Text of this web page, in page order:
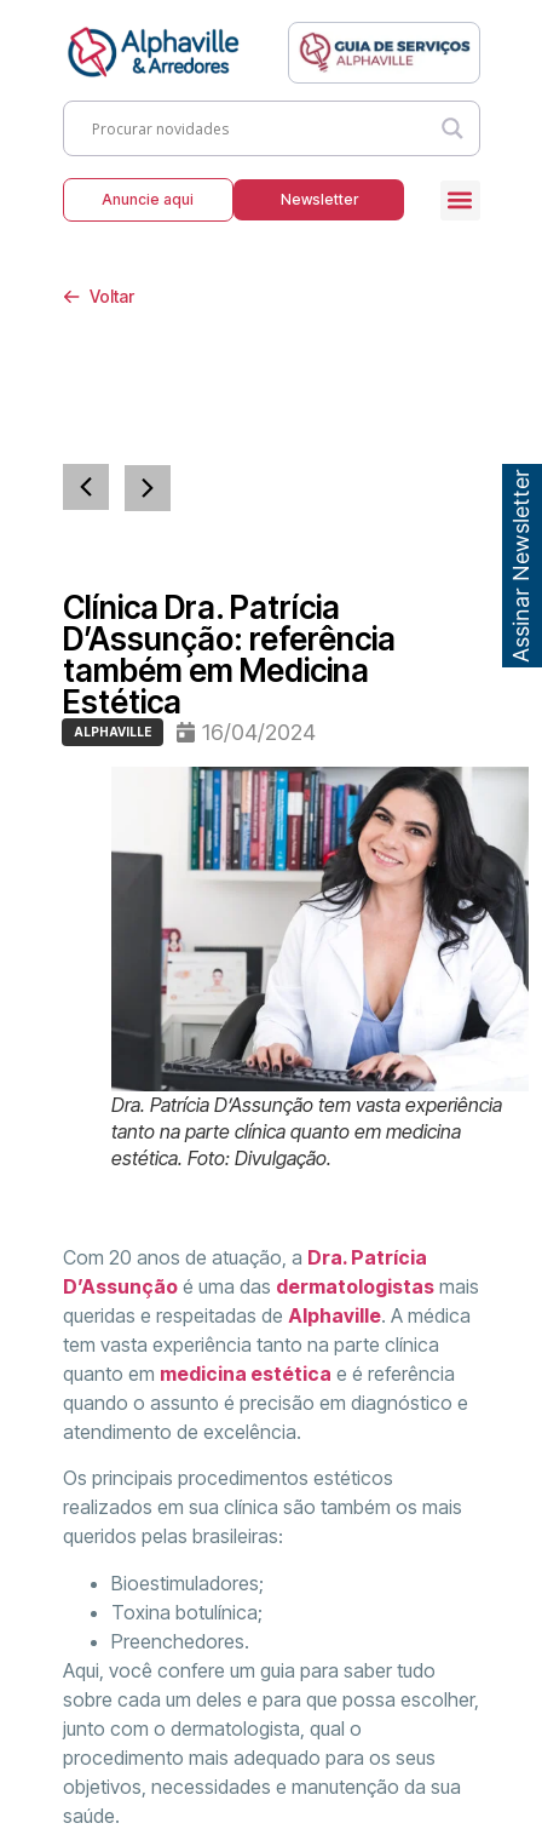
Anuncie aqui Newsletter
Voltar
Clínica Dra. Patrícia
D’Assunção: referência
também em Medicina
Estética
ALPHAVILLE 16/04/2024
Dra. Patrícia D’Assunção tem vasta experiência
tanto na parte clínica quanto em medicina
estética. Foto: Divulgação.
Com 20 anos de atuação, a Dra. Patrícia
D’Assunçãoé uma das dermatologistas mais
queridas e respeitadas de Alphaville. A médica
tem vasta experiência tanto na parte clínica
quanto em medicina estética e é referência
quando o assunto é precisão em diagnóstico e
atendimento de excelência.
Os principais procedimentos estéticos
realizados em sua clínica são também os mais
queridos pelas brasileiras:
Bioestimuladores;
Toxina botulínica;
Preenchedores.
Aqui, você confere um guia para saber tudo
sobre cada um deles e para que possa escolher,
junto com o dermatologista, qual o
procedimento mais adequado para os seus
objetivos, necessidades e manutenção da sua
saúde.
Assinar Newsletter